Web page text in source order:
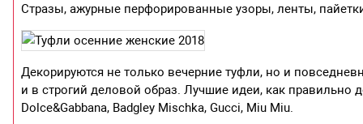
Стразы, ажурные перфорированные узоры, ленты,
Декорируются не только вечерние туфли, но и
и в строгий деловой образ. Лучшие идеи, как правильно
Dolce&Gabbana, Badgley Mischka, Gucci, Miu Miu.